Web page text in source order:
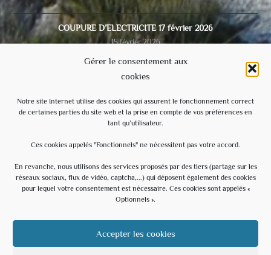
Gérer le consentement aux
cookies
Notre site Internet utilise des cookies qui assurent le fonctionnement correct
de certaines parties du site web et la prise en compte de vos préférences en
tant qu’utilisateur.
Ces cookies appelés "Fonctionnels" ne nécessitent pas votre accord.
En revanche, nous utilisons des services proposés par des tiers (partage sur les
réseaux sociaux, flux de vidéo, captcha,...) qui déposent également des cookies
pour lequel votre consentement est nécessaire. Ces cookies sont appelés «
Optionnels ».
Accepter les cookies
COUPURE D’ELECTRICITE 17 février 2026
15 février 2026
Video du conseil municipal du 28/11/2025
Ecole
3 septembre 2025
Évènements à venir
AOÛT
Soirée Estivale – With U – Hommage à U2